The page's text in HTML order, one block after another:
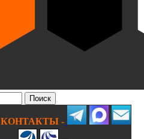
КОНТАКТЫ -